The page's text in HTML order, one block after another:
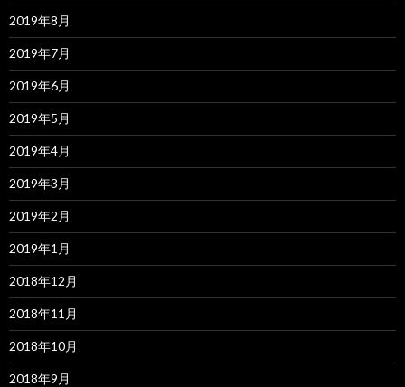
2019年8月
2019年7月
2019年6月
2019年5月
2019年4月
2019年3月
2019年2月
2019年1月
2018年12月
2018年11月
2018年10月
2018年9月